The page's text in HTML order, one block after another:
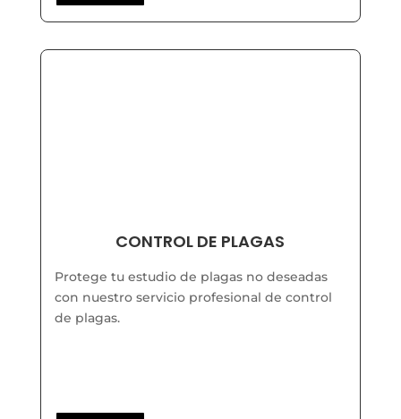
CONTROL DE PLAGAS
Protege tu estudio de plagas no deseadas
con nuestro servicio profesional de control
de plagas.